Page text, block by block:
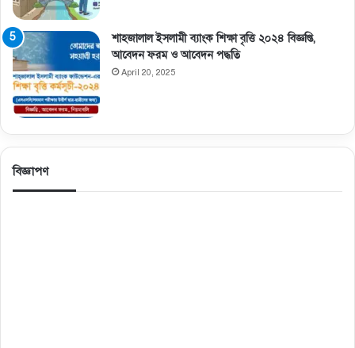
শাহজালাল ইসলামী ব্যাংক শিক্ষা বৃত্তি ২০২৪ বিজ্ঞপ্তি,
আবেদন ফরম ও আবেদন পদ্ধতি
April 20, 2025
বিজ্ঞাপণ